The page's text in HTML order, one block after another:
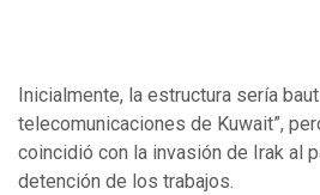
Inicialmente, la estructura sería
telecomunicaciones de Kuwait”,
coincidió con la invasión de Irak al
detención de los trabajos.